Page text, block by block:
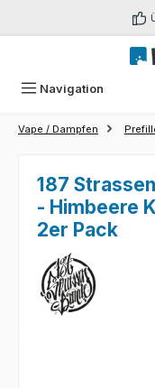
Zum Hauptinhalt springen
Navigation
Vape / Dampfen
187
- Himbeere
2er Pack